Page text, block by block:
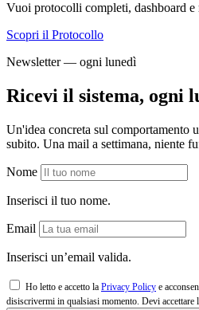
Vuoi protocolli completi, dashboard e
Scopri il Protocollo
Newsletter — ogni lunedì
Ricevi il sistema, ogni
Un'idea concreta sul comportamento
subito. Una mail a settimana, niente
Nome
Inserisci il tuo nome.
Email
Inserisci un’email valida.
Ho letto e accetto la Privacy Policy e
disiscrivermi in qualsiasi momento. Devi accettare